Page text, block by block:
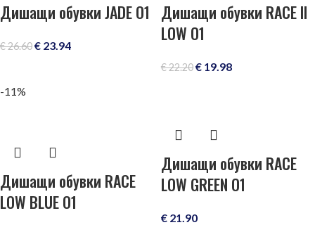
Дишащи обувки JADE O1
€26.60€ 23.94
Дишащи обувки RACE II
LOW O1
€22.20€ 19.98
-11%
Дишащи обувки RACE
LOW BLUE O1
Дишащи обувки RACE
LOW GREEN O1
€ 21.90